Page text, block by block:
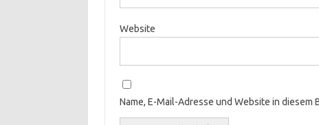
Website
Name, E-Mail-Adresse und Website in